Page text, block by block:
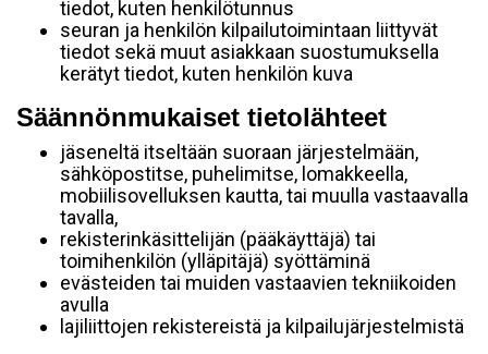
tiedot, kuten henkilötunnus
seuran ja henkilön kilpailutoimintaan liittyvät
tiedot sekä muut asiakkaan suostumuksella
kerätyt tiedot, kuten henkilön kuva
Säännönmukaiset tietolähteet
jäseneltä itseltään suoraan järjestelmään,
sähköpostitse, puhelimitse, lomakkeella,
mobiilisovelluksen kautta, tai muulla vastaavalla
tavalla,
rekisterinkäsittelijän (pääkäyttäjä) tai
toimihenkilön (ylläpitäjä) syöttäminä
evästeiden tai muiden vastaavien tekniikoiden
avulla
lajiliittojen rekistereistä ja kilpailujärjestelmistä